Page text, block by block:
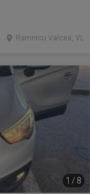
Ramnicu Valcea, VL
1 / 8